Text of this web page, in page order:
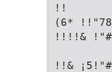
!!
(6*
!!!!&
!!&